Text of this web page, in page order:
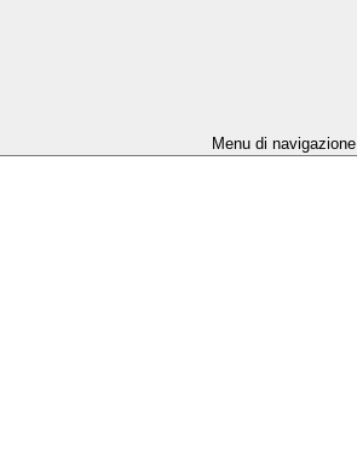
Menu di navigazione